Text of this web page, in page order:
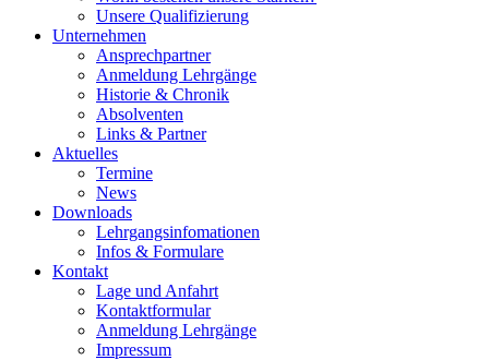
Unsere Qualifizierung
Unternehmen
Ansprechpartner
Anmeldung Lehrgänge
Historie & Chronik
Absolventen
Links & Partner
Aktuelles
Termine
News
Downloads
Lehrgangsinfomationen
Infos & Formulare
Kontakt
Lage und Anfahrt
Kontaktformular
Anmeldung Lehrgänge
Impressum